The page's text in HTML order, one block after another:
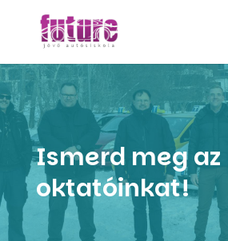
Ismerd meg az
oktatóinkat!